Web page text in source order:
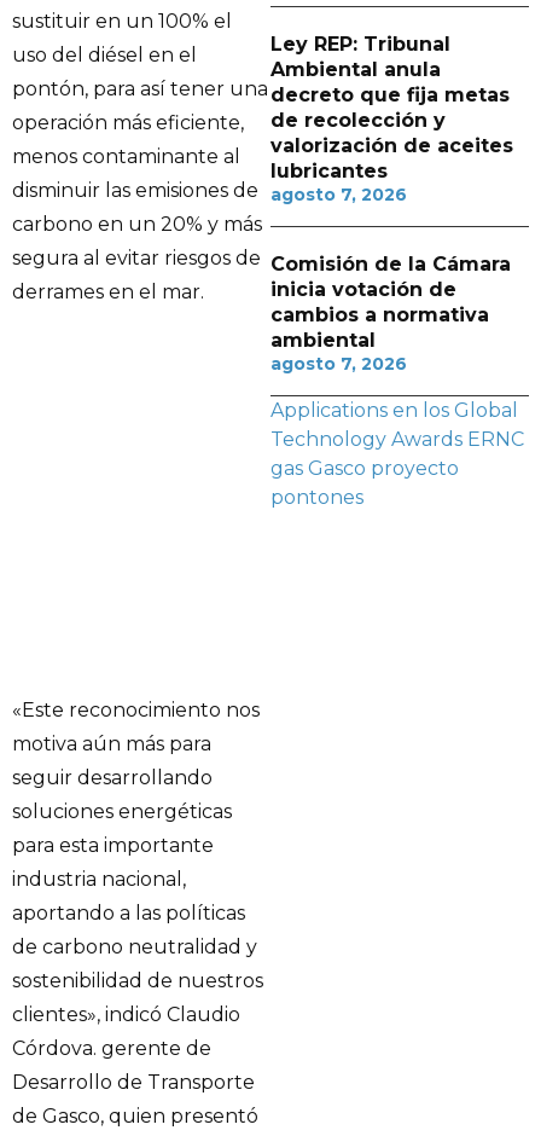
sustituir en un 100% el
uso del diésel en el
pontón, para así tener una
operación más eficiente,
menos contaminante al
disminuir las emisiones de
carbono en un 20% y más
segura al evitar riesgos de
derrames en el mar.
«Este reconocimiento nos
motiva aún más para
seguir desarrollando
soluciones energéticas
para esta importante
industria nacional,
aportando a las políticas
de carbono neutralidad y
sostenibilidad de nuestros
clientes», indicó Claudio
Córdova. gerente de
Desarrollo de Transporte
de Gasco, quien presentó
Ley REP: Tribunal
Ambiental anula
decreto que fija metas
de recolección y
valorización de aceites
lubricantes
agosto 7, 2026
Comisión de la Cámara
inicia votación de
cambios a normativa
ambiental
agosto 7, 2026
Applications en los Global
Technology Awards ERNC
gas Gasco proyecto
pontones